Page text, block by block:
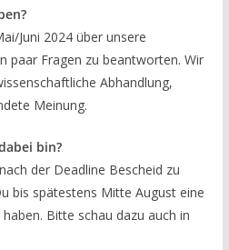
Juni 2024 über unsere
paar Fragen zu beantworten. Wir
Abhandlung,
Meinung.
bin?
der Deadline Bescheid zu
bis spätestens Mitte August eine
Bitte schau dazu auch in